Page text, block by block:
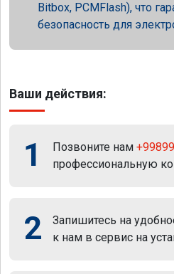
Bitbox, PCMFlash), что
безопасность для
Ваши действия:
1 Позвоните нам
профессиональную
2
Запишитесь на
к нам в сервис на